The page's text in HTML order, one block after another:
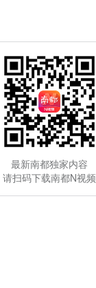
最新南都独家内容
请扫码下载南都N视频